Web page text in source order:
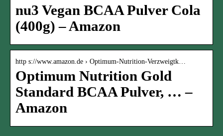
nu3 Vegan BCAA Pulver Cola
(400g) – Amazon
http s://www.amazon.de › Optimum-Nutrition-Verzweigtk…
Optimum Nutrition Gold
Standard BCAA Pulver, … –
Amazon